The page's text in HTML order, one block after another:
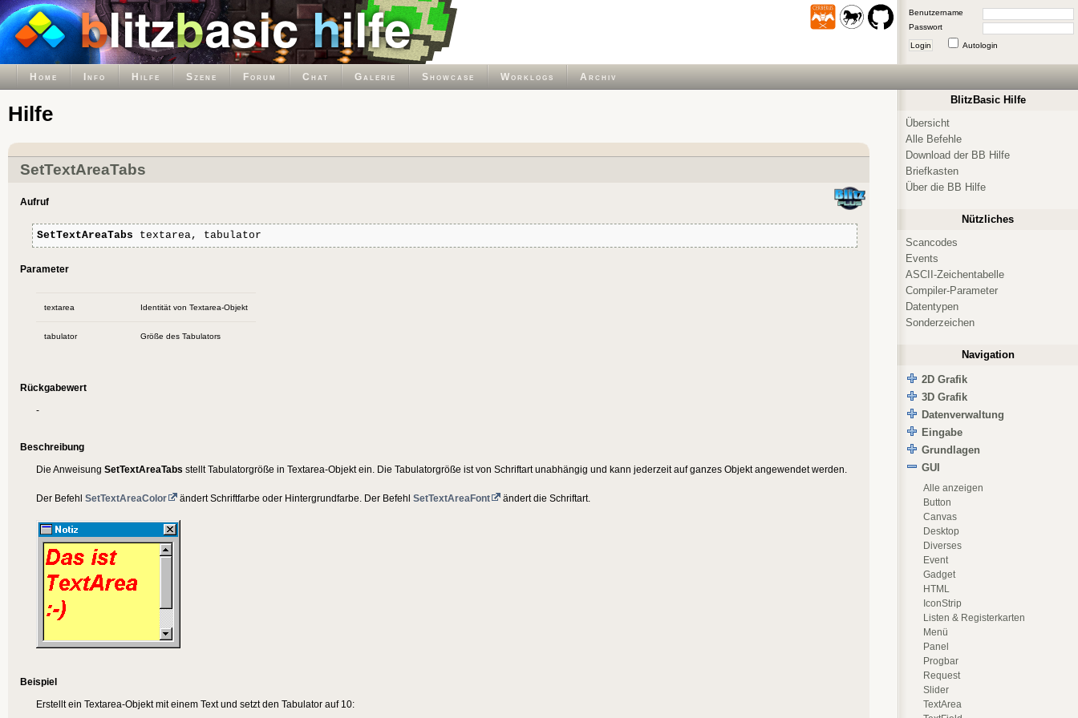
Benutzername
Passwort
Login Autologin
Home Info Hilfe Szene Forum Chat Galerie Showcase Worklogs Archiv
Hilfe
SetTextAreaTabs
Aufruf
SetTextAreaTabs textarea, tabulator
Parameter
textarea Identität von Textarea-Objekt
tabulator Größe des Tabulators
Rückgabewert
-
Beschreibung
Die Anweisung SetTextAreaTabs stellt Tabulatorgröße in Textarea-Objekt ein. Die Tabulatorgröße ist von Schriftart unabhängig und kann jederzeit auf ganzes Objekt angewendet werden.
Der Befehl SetTextAreaColor ändert Schriftfarbe oder Hintergrundfarbe. Der Befehl SetTextAreaFont ändert die Schriftart.
Beispiel
Erstellt ein Textarea-Objekt mit einem Text und setzt den Tabulator auf 10:
BlitzBasic Hilfe
Übersicht
Alle Befehle
Download der BB Hilfe
Briefkasten
Über die BB Hilfe
Nützliches
Scancodes
Events
ASCII-Zeichentabelle
Compiler-Parameter
Datentypen
Sonderzeichen
Navigation
2D Grafik
3D Grafik
Datenverwaltung
Eingabe
Grundlagen
GUI
Alle anzeigen
Button
Canvas
Desktop
Diverses
Event
Gadget
HTML
IconStrip
Listen & Registerkarten
Menü
Panel
Progbar
Request
Slider
TextArea